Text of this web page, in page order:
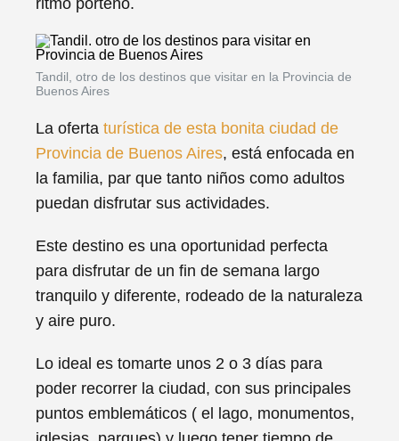
ritmo porteño.
Tandil, otro de los destinos que visitar en la Provincia de
Buenos Aires
La oferta turística de esta bonita ciudad de
Provincia de Buenos Aires, está enfocada en
la familia, par que tanto niños como adultos
puedan disfrutar sus actividades.
Este destino es una oportunidad perfecta
para disfrutar de un fin de semana largo
tranquilo y diferente, rodeado de la naturaleza
y aire puro.
Lo ideal es tomarte unos 2 o 3 días para
poder recorrer la ciudad, con sus principales
puntos emblemáticos ( el lago, monumentos,